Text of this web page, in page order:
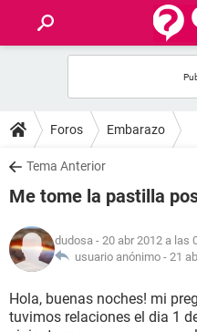
FOROS
SALUD
NUTRICIÓN
BIENESTAR
Foros Embarazo
Tema Anterior
Me tome la pastilla
dudosa - 20 abr 2012 a las
usuario anónimo - 21
Hola, buenas noches! mi
tuvimos relaciones el dia 1